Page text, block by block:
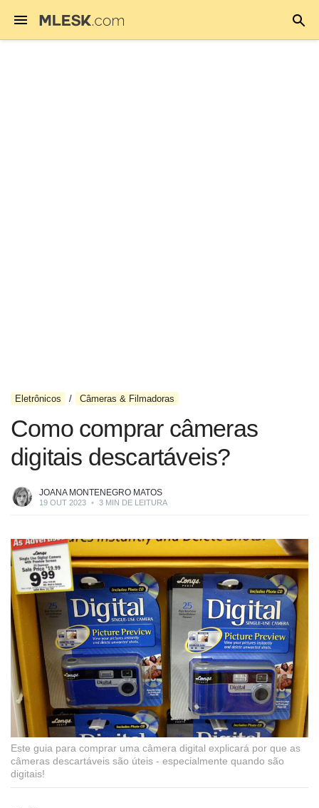
Eletrônicos Câmeras & Filmadoras
Como comprar câmeras
digitais descartáveis?
JOANA MONTENEGRO MATOS
19 OUT 2023 • 3 MIN DE LEITURA
Este guia para comprar uma câmera digital explicará por que as
câmeras descartáveis são úteis - especialmente quando são
digitais!